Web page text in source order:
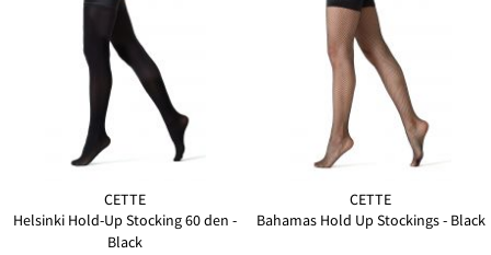
CETTE
Helsinki Hold-Up Stocking 60 den -
Black
CETTE
Bahamas Hold Up Stockings - Black